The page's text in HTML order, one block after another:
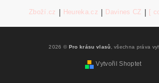
Zboží.cz Heureka.cz Davines CZ [
2026 © Pro krásu vlasů , všechna práva
Vytvořil Shoptet